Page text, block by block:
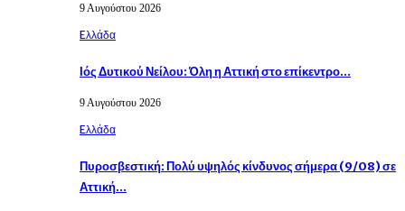
9 Αυγούστου 2026
Eλλάδα
Ιός Δυτικού Νείλου: Όλη η Αττική στο επίκεντρο…
9 Αυγούστου 2026
Eλλάδα
Πυροσβεστική: Πολύ υψηλός κίνδυνος σήμερα (9/08) σε
Αττική…